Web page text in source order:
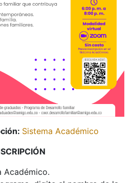
Sistema Académico
Académico.